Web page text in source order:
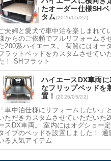
たオーダー仕様SH
タム(2026/05/27)
夫婦と愛犬で車中泊を楽しまれて
からのご依頼でフルリフォームさ
200系ハイエース。 荷質にはオー
ラットベッドをカスタムさせてい
！ SHフラット
ハイエースDX車両
なフリップベッドを
置！ (2026/05/22)
「車中泊仕様にリフォームしたい」
ただきカスタムさせていただいた
スDX車両。 室内にはオグショー
イプのベッドを設置しました！ 通
る人気アイテム